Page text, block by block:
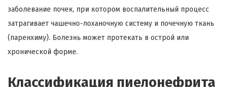
заболевание почек, при котором воспалительный процесс
затрагивает чашечно-лоханочную систему и почечную ткань
(паренхиму). Болезнь может протекать в острой или
хронической форме.
Классификация пиелонефрита